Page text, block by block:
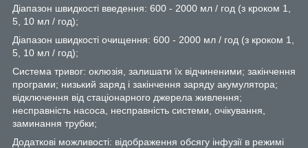
Діапазон швидкості введення: 600 - 2000 мл / год (з кроком 1,
5, 10 мл / год);
Діапазон швидкості очищення: 600 - 2000 мл / год (з кроком 1,
5, 10 мл / год);
Система тривог: оклюзія, залишати їх відчиненими; закінчення
програми; низький заряд і закінчення заряду акумулятора;
відключення від стаціонарного джерела живлення;
несправність насоса, несправність системи, очікування,
заминання трубки;
Додаткові можливості: відображення обсягу інфузії в режимі